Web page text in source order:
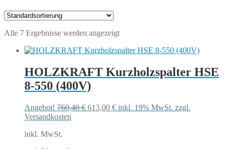
Alle 7 Ergebnisse werden angezeigt
HOLZKRAFT Kurzholzspalter HSE
8-550 (400V)
Angebot! 760,40€ Ursprünglicher
613,00 €Aktueller
inkl. 19% MwSt. zzgl.
Versandkosten
inkl. MwSt.